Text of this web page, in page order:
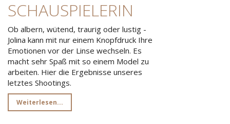
SCHAUSPIELERIN
Ob albern, wütend, traurig oder lustig -
Jolina kann mit nur einem Knopfdruck Ihre
Emotionen vor der Linse wechseln. Es
macht sehr Spaß mit so einem Model zu
arbeiten. Hier die Ergebnisse unseres
letztes Shootings.
Weiterlesen...